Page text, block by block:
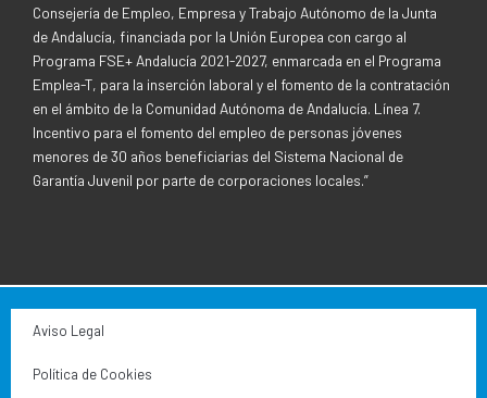
Consejería de Empleo, Empresa y Trabajo Autónomo de la Junta
de Andalucía, financiada por la Unión Europea con cargo al
Programa FSE+ Andalucía 2021-2027, enmarcada en el Programa
Emplea-T, para la inserción laboral y el fomento de la contratación
en el ámbito de la Comunidad Autónoma de Andalucía. Línea 7.
Incentivo para el fomento del empleo de personas jóvenes
menores de 30 años beneficiarias del Sistema Nacional de
Garantía Juvenil por parte de corporaciones locales.”
Aviso Legal
Política de Cookies